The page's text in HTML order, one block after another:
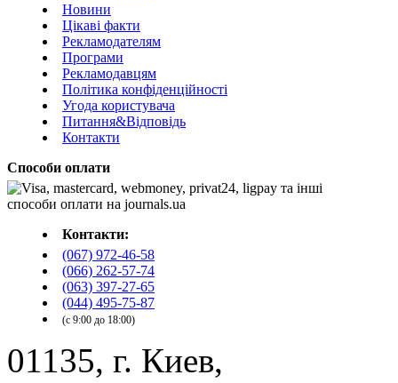
Новини
Цікаві факти
Рекламодателям
Програми
Рекламодавцям
Політика конфіденційності
Угода користувача
Питання&Відповідь
Контакти
Способи оплати
Контакти:
(067) 972-46-58
(066) 262-57-74
(063) 397-27-65
(044) 495-75-87
(с 9:00 до 18:00)
01135, г. Киев,